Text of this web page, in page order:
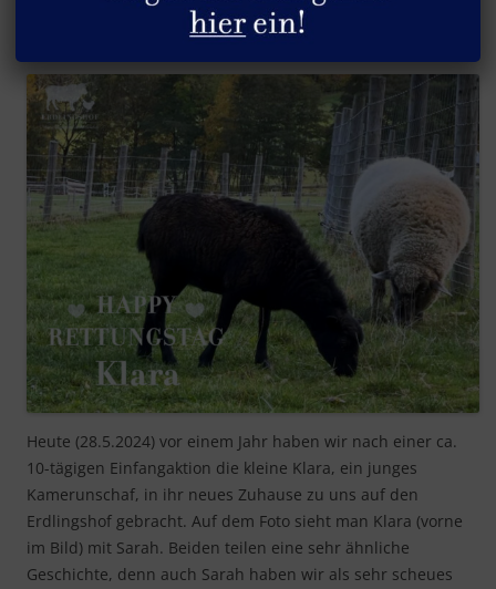
Erstes Jahr bei uns, Klara
Heute (28.5.2024) vor einem Jahr haben wir nach einer ca.
10-tägigen Einfangaktion die kleine Klara, ein junges
Kamerunschaf, in ihr neues Zuhause zu uns auf den
Erdlingshof gebracht. Auf dem Foto sieht man Klara (vorne
im Bild) mit Sarah. Beiden teilen eine sehr ähnliche
Geschichte, denn auch Sarah haben wir als sehr scheues